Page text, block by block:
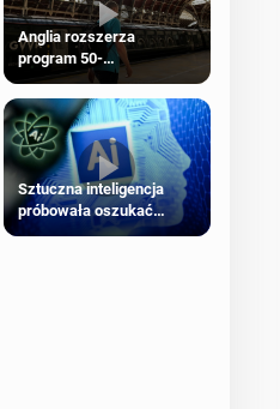
Anglia rozszerza
program 50-
procentowych zniżek
kolejowych na 18-latków
Sztuczna inteligencja
próbowała oszukać
człowieka